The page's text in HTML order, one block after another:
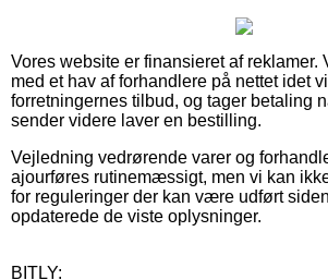
Vores website er finansieret af reklamer.
med et hav af forhandlere på nettet idet
forretningernes tilbud, og tager betaling
sender videre laver en bestilling.
Vejledning vedrørende varer og
ajourføres rutinemæssigt, men vi kan
for reguleringer der kan være udført
opdaterede de viste oplysninger.
BITLY: